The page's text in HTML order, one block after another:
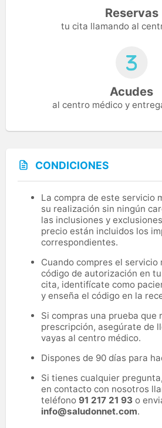
Reservas
tu cita llamando al
Acudes
al centro médico y
CONDICIONES
La compra de este servicio
su realización sin ningún
las inclusiones y
precio están incluidos los
correspondientes.
Cuando compres el servicio
código de autorización en
cita, identifícate como
y enseña el código en la
Si compras una prueba que
prescripción, asegúrate de
vayas al centro médico.
Dispones de 90 días para
Si tienes cualquier
en contacto con nosotros
teléfono 91 217 21 93 o
info@saludonnet.com.